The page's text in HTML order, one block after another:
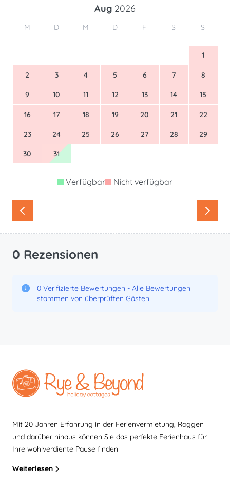
Aug2026
M D M D F S S
1
2 3 4 5 6 7 8
9 10 11 12 13 14 15
16 17 18 19 20 21 22
23 24 25 26 27 28 29
30 31
Verfügbar Nicht verfügbar
0 Rezensionen
0 Verifizierte Bewertungen - Alle Bewertungen
stammen von überprüften Gästen
Mit 20 Jahren Erfahrung in der Ferienvermietung, Roggen
und darüber hinaus können Sie das perfekte Ferienhaus für
Ihre wohlverdiente Pause finden
Weiterlesen